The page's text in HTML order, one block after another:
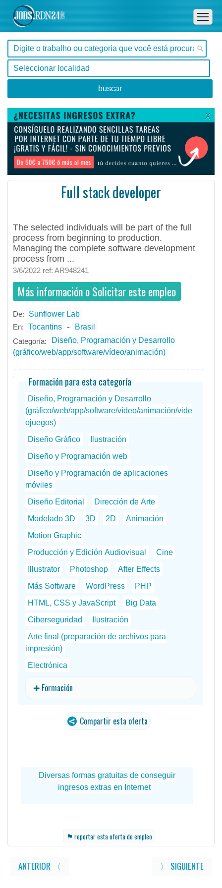
X
Full stack developer
The selected individuals will be part of the full
process from beginning to production.
Managing the complete software development
process from ...
3/6/2022 ref: AR948241
Más información o Solicitar este empleo
De: Sunflower Lab
En: Tocantins -
Brasil
Categoría:
Diseño, Programación y Desarrollo
(gráfico/web/app/software/vídeo/animación)
Formación para esta categoría
Diseño, Programación y Desarrollo
(gráfico/web/app/software/vídeo/animación/vide
ojuegos)
Diseño Gráfico
Ilustración
Diseño y Programación web
Diseño y Programación de aplicaciones
móviles
Diseño Editorial
Dirección de Arte
Modelado 3D
3D 2D
Animación
Motion Graphic
Producción y Edición Audiovisual
Cine
Illustrator
Photoshop
After Effects
Más Software
WordPress
PHP
HTML, CSS y JavaScript
Big Data
Ciberseguridad
Ilustración
Arte final (preparación de archivos para
impresión)
Electrónica
✚ Formación
Compartir esta oferta
⚑ reportar esta oferta de empleo
ANTERIOR 〈 〉 SIGUIENTE